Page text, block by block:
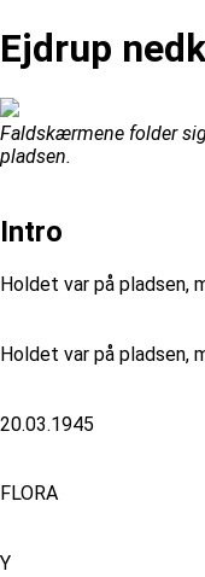
Ejdrup
Faldskærmene folder
pladsen.
Intro
Holdet var på pladsen,
Holdet var på pladsen,
20.03.1945
FLORA
Y